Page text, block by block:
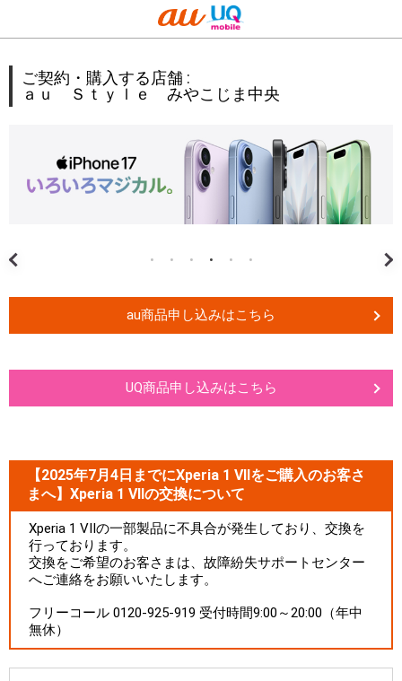
ご契約・購入する店舗 :
ａｕ Ｓｔｙｌｅ みやこじま中央
au商品申し込みはこちら
UQ商品申し込みはこちら
【2025年7月4日までにXperia 1 VIIをご購入のお客さ
まへ】Xperia 1 VIIの交換について
Xperia 1 VIIの一部製品に不具合が発生しており、交換を
行っております。
交換をご希望のお客さまは、故障紛失サポートセンター
へご連絡をお願いいたします。
フリーコール 0120-925-919 受付時間9:00～20:00（年中
無休）